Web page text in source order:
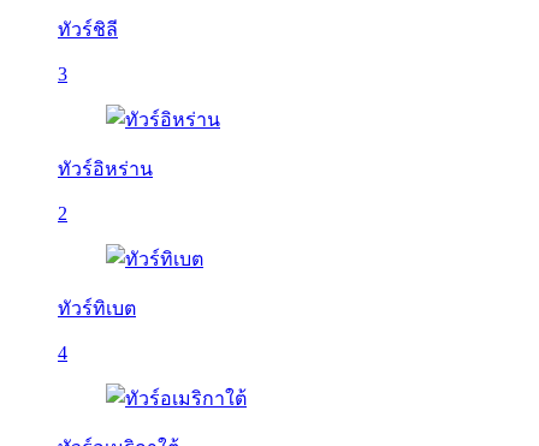
ทัวร์ชิลี
3
ทัวร์อิหร่าน
2
ทัวร์ทิเบต
4